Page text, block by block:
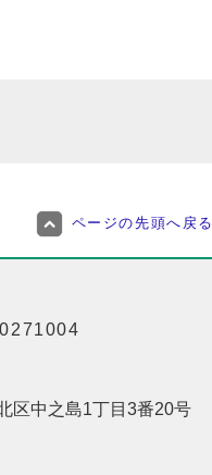
ページの先頭へ戻る
区中之島1丁目3番20号